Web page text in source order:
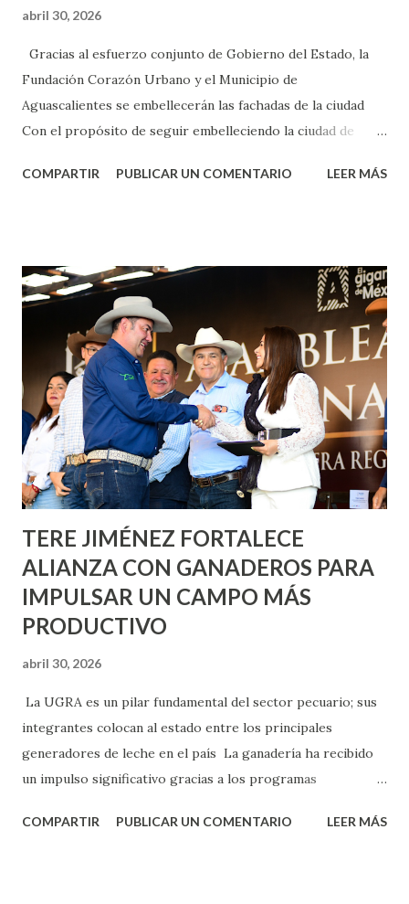
abril 30, 2026
Gracias al esfuerzo conjunto de Gobierno del Estado, la
Fundación Corazón Urbano y el Municipio de
Aguascalientes se embellecerán las fachadas de la ciudad
Con el propósito de seguir embelleciendo la ciudad de
municipal, Leo Montañez dio inicio al programa
Corazón Urbano y el Municipio capital. Leo Montañez
informó que en este programa se usarán cerca de 90 mil
metros cuadrados de pintura, para dar inicio en la calle
Nieto, entre Jesús F. Elizondo y la calle 22 de Octubre, con
lo que se aplicará pintura en 66 casas. Posteriormente se
llevará este programa a Villas de Nuestra Señora de la
Asunción, Avenida Alameda y Decreto 27 de Septiembre, en
los edificios FOVISSSTE Ojo de Agua, en la comunidad
Norias de Paso Hondo y en los edificios de...
COMPARTIR PUBLICAR UN COMENTARIO LEER MÁS
TERE JIMÉNEZ FORTALECE
ALIANZA CON GANADEROS PARA
IMPULSAR UN CAMPO MÁS
PRODUCTIVO
abril 30, 2026
La UGRA es un pilar fundamental del sector pecuario; sus
integrantes colocan al estado entre los principales
generadores de leche en el país La ganadería ha recibido
un impulso significativo gracias a los programas
muestra de su respaldo firme y decidido al campo, la
COMPARTIR PUBLICAR UN COMENTARIO LEER MÁS